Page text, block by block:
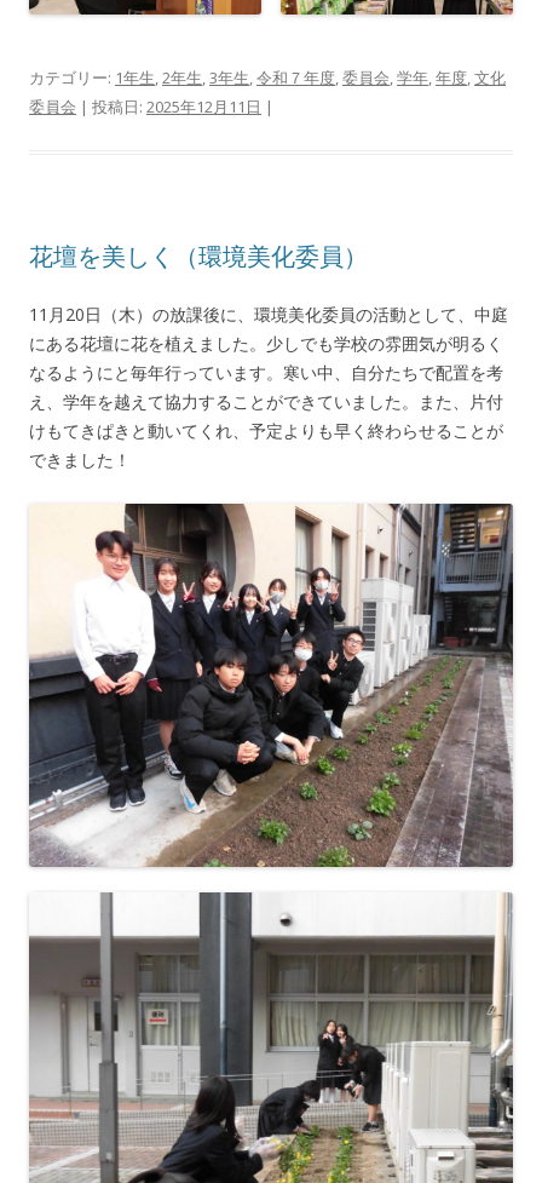
カテゴリー: 1年生,2年生,3年生,令和７年度,委員会,学年,年度,文化
委員会 | 投稿日: 2025年12月11日 |
花壇を美しく（環境美化委員）
11月20日（木）の放課後に、環境美化委員の活動として、中庭
にある花壇に花を植えました。少しでも学校の雰囲気が明るく
なるようにと毎年行っています。寒い中、自分たちで配置を考
え、学年を越えて協力することができていました。また、片付
けもてきぱきと動いてくれ、予定よりも早く終わらせることが
できました！